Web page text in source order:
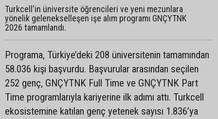
Turkcell'in üniversite öğrencileri ve yeni mezunlara
yönelik gelenekselleşen işe alım programı GNÇYTNK
2026 tamamlandı.
Programa, Türkiye’deki 208 üniversitenin tamamından
58.036 kişi başvurdu. Başvurular arasından seçilen
252 genç, GNÇYTNK Full Time ve GNÇYTNK Part
Time programlarıyla kariyerine ilk adımı attı. Turkcell
ekosistemine katılan genç yetenek sayısı 1.836’ya